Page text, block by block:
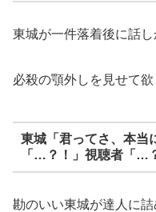
東城が一件落着後に話し
必殺の顎外しを見せて
東城「君ってさ、本当
「…？！」視聴者「…
勘のいい東城が達人に詰